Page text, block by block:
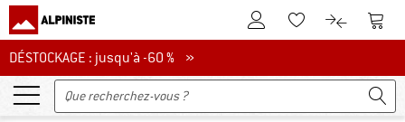
Vers le compte client
Vers la liste
Vers le
DÉSTOCKAGE : jusqu'à -60 %
DÉSTOCKAGE : jusqu'à -60 % »